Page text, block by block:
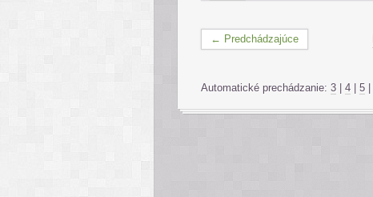
← Predchádzajúce
Automatické prechádzanie: 3 4 5